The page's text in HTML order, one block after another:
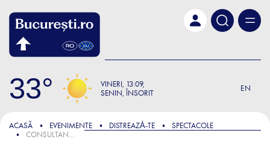
33 VINERI 13:09
SENIN, ÎNSORIT
EN
ACASĂ EVENIMENTE DISTREAZǍ-TE
SPECTACOLE
CONSULTANTU CRISTI - SHOW DE COMEDIE PENTRU CORPORATIȘTI LA COMICSCLUB!